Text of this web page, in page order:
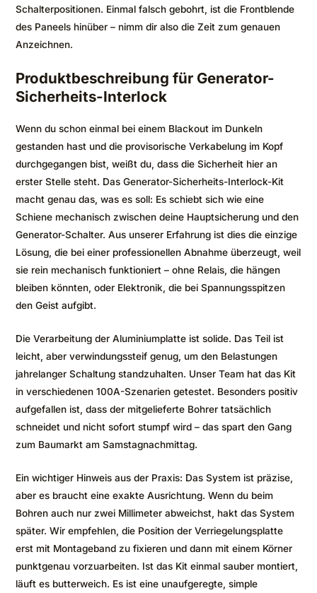
Schalterpositionen. Einmal falsch gebohrt, ist die Frontblende
des Paneels hinüber – nimm dir also die Zeit zum genauen
Anzeichnen.
Produktbeschreibung für Generator-
Sicherheits-Interlock
Wenn du schon einmal bei einem Blackout im Dunkeln
gestanden hast und die provisorische Verkabelung im Kopf
durchgegangen bist, weißt du, dass die Sicherheit hier an
erster Stelle steht. Das Generator-Sicherheits-Interlock-Kit
macht genau das, was es soll: Es schiebt sich wie eine
Schiene mechanisch zwischen deine Hauptsicherung und den
Generator-Schalter. Aus unserer Erfahrung ist dies die einzige
Lösung, die bei einer professionellen Abnahme überzeugt, weil
sie rein mechanisch funktioniert – ohne Relais, die hängen
bleiben könnten, oder Elektronik, die bei Spannungsspitzen
den Geist aufgibt.
Die Verarbeitung der Aluminiumplatte ist solide. Das Teil ist
leicht, aber verwindungssteif genug, um den Belastungen
jahrelanger Schaltung standzuhalten. Unser Team hat das Kit
in verschiedenen 100A-Szenarien getestet. Besonders positiv
aufgefallen ist, dass der mitgelieferte Bohrer tatsächlich
schneidet und nicht sofort stumpf wird – das spart den Gang
zum Baumarkt am Samstagnachmittag.
Ein wichtiger Hinweis aus der Praxis: Das System ist präzise,
aber es braucht eine exakte Ausrichtung. Wenn du beim
Bohren auch nur zwei Millimeter abweichst, hakt das System
später. Wir empfehlen, die Position der Verriegelungsplatte
erst mit Montageband zu fixieren und dann mit einem Körner
punktgenau vorzuarbeiten. Ist das Kit einmal sauber montiert,
läuft es butterweich. Es ist eine unaufgeregte, simple